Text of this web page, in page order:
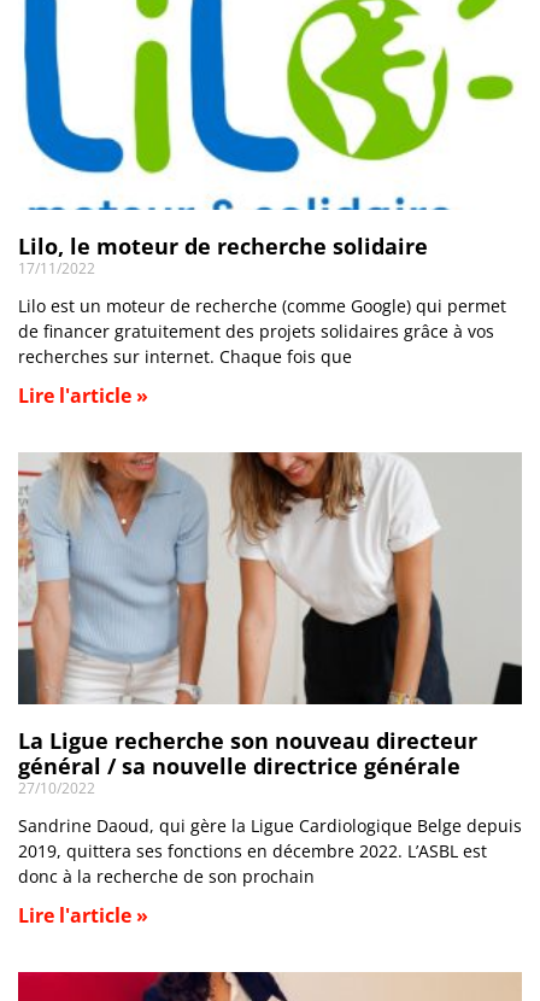
Lilo, le moteur de recherche solidaire
17/11/2022
Lilo est un moteur de recherche (comme Google) qui permet
de financer gratuitement des projets solidaires grâce à vos
recherches sur internet. Chaque fois que
Lire l'article »
La Ligue recherche son nouveau directeur
général / sa nouvelle directrice générale
27/10/2022
Sandrine Daoud, qui gère la Ligue Cardiologique Belge depuis
2019, quittera ses fonctions en décembre 2022. L’ASBL est
donc à la recherche de son prochain
Lire l'article »